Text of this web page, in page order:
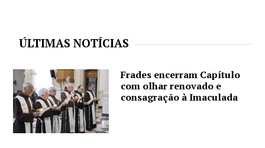
ÚLTIMAS NOTÍCIAS
Frades encerram Capítulo
com olhar renovado e
consagração à Imaculada